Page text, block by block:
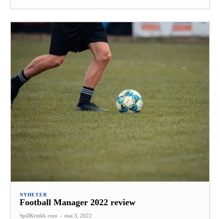
NYHETER
Football Manager 2022 review
SpillKritikk.com - mai 3, 2022